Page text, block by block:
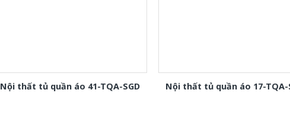
Nội thất tủ quần áo 41-TQA-SGD Nội thất tủ quần áo 17-TQA-